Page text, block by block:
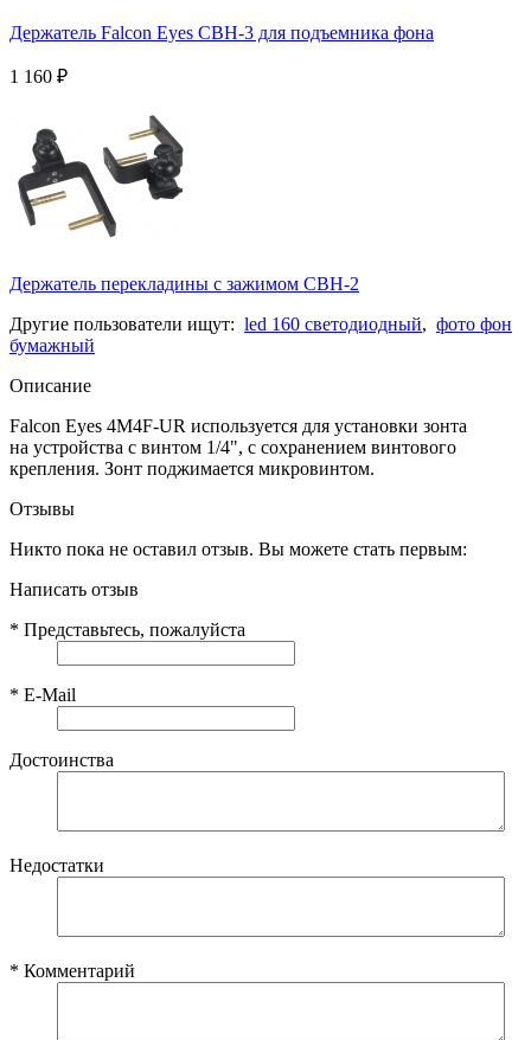
Держатель Falcon Eyes CBH-3 для подъемника фона
1 160 ₽
Держатель перекладины с зажимом CBH-2
Другие пользователи ищут: led 160 светодиодный, фото фон
бумажный
Описание
Falcon Eyes 4M4F-UR используется для установки зонта
на устройства с винтом 1/4", с сохранением винтового
крепления. Зонт поджимается микровинтом.
Отзывы
Никто пока не оставил отзыв. Вы можете стать первым:
Написать отзыв
* Представьтесь, пожалуйста
* E-Mail
Достоинства
Недостатки
* Комментарий